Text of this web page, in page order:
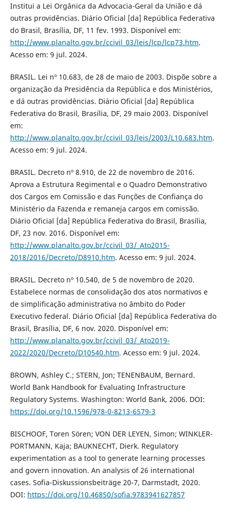
Institui a Lei Orgânica da Advocacia-Geral da União e dá
outras providências. Diário Oficial [da] República Federativa
do Brasil, Brasília, DF, 11 fev. 1993. Disponível em:
http://www.planalto.gov.br/ccivil_03/leis/lcp/lcp73.htm.
Acesso em: 9 jul. 2024.
BRASIL. Lei nº 10.683, de 28 de maio de 2003. Dispõe sobre a
organização da Presidência da República e dos Ministérios,
e dá outras providências. Diário Oficial [da] República
Federativa do Brasil, Brasília, DF, 29 maio 2003. Disponível
em:
http://www.planalto.gov.br/ccivil_03/leis/2003/L10.683.htm.
Acesso em: 9 jul. 2024.
BRASIL. Decreto nº 8.910, de 22 de novembro de 2016.
Aprova a Estrutura Regimental e o Quadro Demonstrativo
dos Cargos em Comissão e das Funções de Confiança do
Ministério da Fazenda e remaneja cargos em comissão.
Diário Oficial [da] República Federativa do Brasil, Brasília,
DF, 23 nov. 2016. Disponível em:
http://www.planalto.gov.br/ccivil_03/_Ato2015-
2018/2016/Decreto/D8910.htm. Acesso em: 9 jul. 2024.
BRASIL. Decreto nº 10.540, de 5 de novembro de 2020.
Estabelece normas de consolidação dos atos normativos e
de simplificação administrativa no âmbito do Poder
Executivo federal. Diário Oficial [da] República Federativa do
Brasil, Brasília, DF, 6 nov. 2020. Disponível em:
http://www.planalto.gov.br/ccivil_03/_Ato2019-
2022/2020/Decreto/D10540.htm. Acesso em: 9 jul. 2024.
BROWN, Ashley C.; STERN, Jon; TENENBAUM, Bernard.
World Bank Handbook for Evaluating Infrastructure
Regulatory Systems. Washington: World Bank, 2006. DOI:
https://doi.org/10.1596/978-0-8213-6579-3
BISCHOOF, Toren Sören; VON DER LEYEN, Simon; WINKLER-
PORTMANN, Kaja; BAUKNECHT, Dierk. Regulatory
experimentation as a tool to generate learning processes
and govern innovation. An analysis of 26 international
cases. Sofia-Diskussionsbeiträge 20-7, Darmstadt, 2020.
DOI: https://doi.org/10.46850/sofia.9783941627857